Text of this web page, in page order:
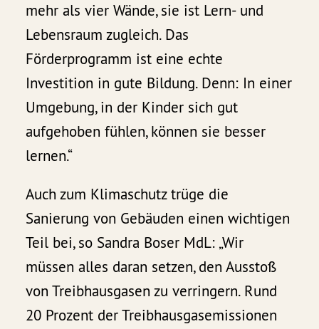
mehr als vier Wände, sie ist Lern- und
Lebensraum zugleich. Das
Förderprogramm ist eine echte
Investition in gute Bildung. Denn: In einer
Umgebung, in der Kinder sich gut
aufgehoben fühlen, können sie besser
lernen.“
Auch zum Klimaschutz trüge die
Sanierung von Gebäuden einen wichtigen
Teil bei, so Sandra Boser MdL: „Wir
müssen alles daran setzen, den Ausstoß
von Treibhausgasen zu verringern. Rund
20 Prozent der Treibhausgasemissionen